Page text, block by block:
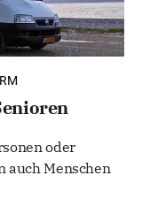
oder
auch Menschen